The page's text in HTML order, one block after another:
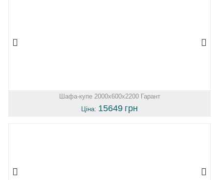
Шафа-купе 2000х600х2200 Гарант
Ціна: 15649 грн